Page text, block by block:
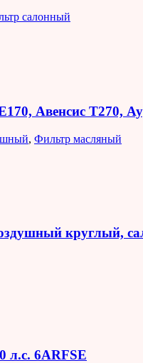
салонный
Авенсис T270,
, Фильтр масляный
круглый,
л.с. 6ARFSE